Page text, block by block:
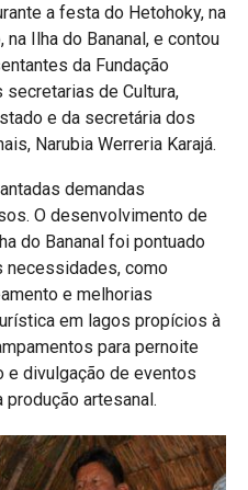
a festa do Hetohoky, na
Ilha do Bananal, e contou
da Fundação
secretarias de Cultura,
e da secretária dos
Narubia Werreria Karajá.
demandas
O desenvolvimento de
do Bananal foi pontuado
necessidades, como
e melhorias
em lagos propícios à
para pernoite
divulgação de eventos
artesanal.